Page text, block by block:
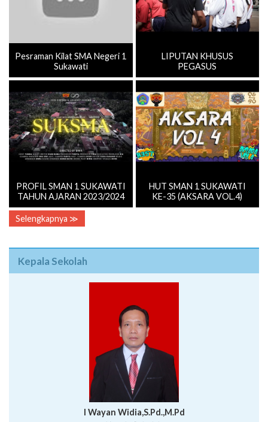
Pesraman Kilat SMA Negeri 1
Sukawati
LIPUTAN KHUSUS
PEGASUS
PROFIL SMAN 1 SUKAWATI
TAHUN AJARAN 2023/2024
HUT SMAN 1 SUKAWATI
KE-35 (AKSARA VOL.4)
Selengkapnya ≫
Kepala Sekolah
I Wayan Widia,S.Pd.,M.Pd